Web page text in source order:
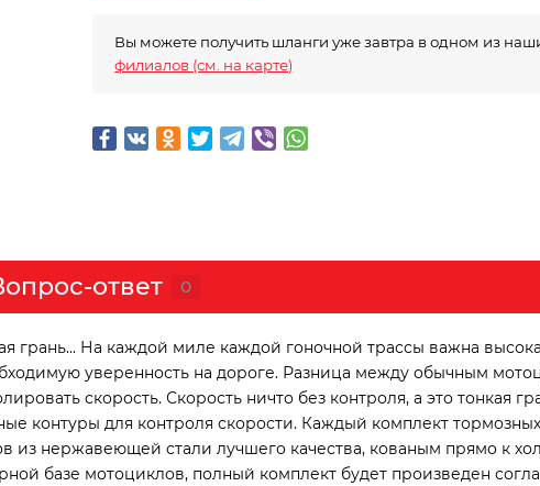
Вы можете получить шланги уже завтра в одном из
филиалов (см. на карте)
ответ 0
На каждой миле каждой гоночной трассы важна
уверенность на дороге. Разница между обычным
скорость. Скорость ничто без контроля, а это тонкая
контуры для контроля скорости. Каждый комплект
из нержавеющей стали лучшего качества, кованым прямо к
базе мотоциклов, полный комплект будет произведен